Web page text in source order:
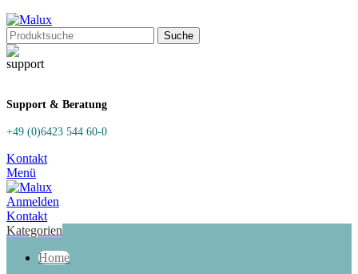
Suche
Support & Beratung
+49 (0)6423 544 60-0
Kontakt
Menü
Anmelden
Kontakt
Kategorien
Home